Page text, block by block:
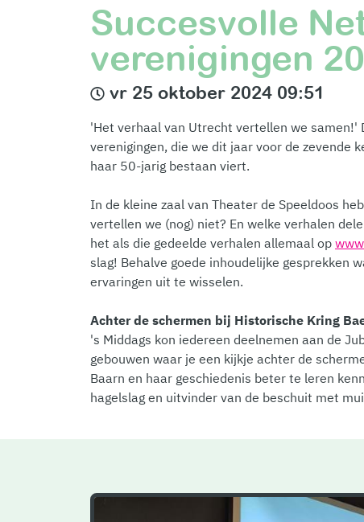
Succesvolle
verenigingen
vr 25 oktober 2024 09:51
'Het verhaal van Utrecht vertellen we
verenigingen, die we dit jaar voor de zevende
haar 50-jarig bestaan viert.
In de kleine zaal van Theater de Speeldoos
vertellen we (nog) niet? En welke verhalen
het als die gedeelde verhalen allemaal op
slag! Behalve goede inhoudelijke gesprekken
ervaringen uit te wisselen.
Achter de schermen bij Historische Kring
's Middags kon iedereen deelnemen aan de
gebouwen waar je een kijkje achter de
Baarn en haar geschiedenis beter te leren
hagelslag en uitvinder van de beschuit met